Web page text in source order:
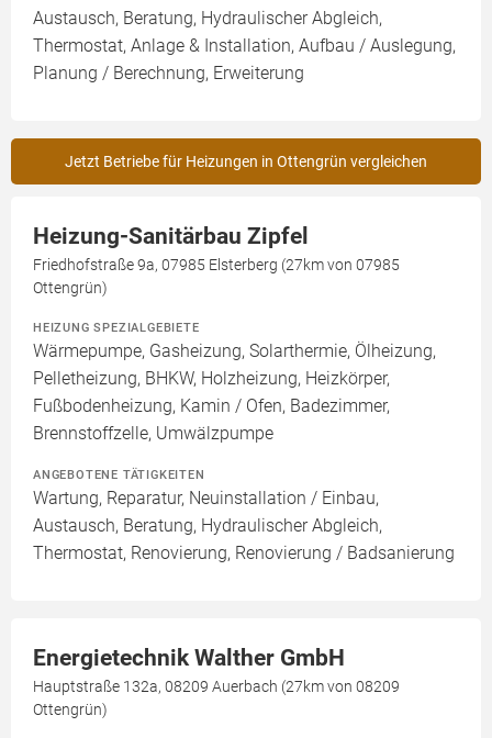
Austausch, Beratung, Hydraulischer Abgleich,
Thermostat, Anlage & Installation, Aufbau / Auslegung,
Planung / Berechnung, Erweiterung
Jetzt Betriebe für Heizungen in Ottengrün vergleichen
Heizung-Sanitärbau Zipfel
Friedhofstraße 9a, 07985 Elsterberg (27km von 07985
Ottengrün)
HEIZUNG SPEZIALGEBIETE
Wärmepumpe, Gasheizung, Solarthermie, Ölheizung,
Pelletheizung, BHKW, Holzheizung, Heizkörper,
Fußbodenheizung, Kamin / Ofen, Badezimmer,
Brennstoffzelle, Umwälzpumpe
ANGEBOTENE TÄTIGKEITEN
Wartung, Reparatur, Neuinstallation / Einbau,
Austausch, Beratung, Hydraulischer Abgleich,
Thermostat, Renovierung, Renovierung / Badsanierung
Energietechnik Walther GmbH
Hauptstraße 132a, 08209 Auerbach (27km von 08209
Ottengrün)